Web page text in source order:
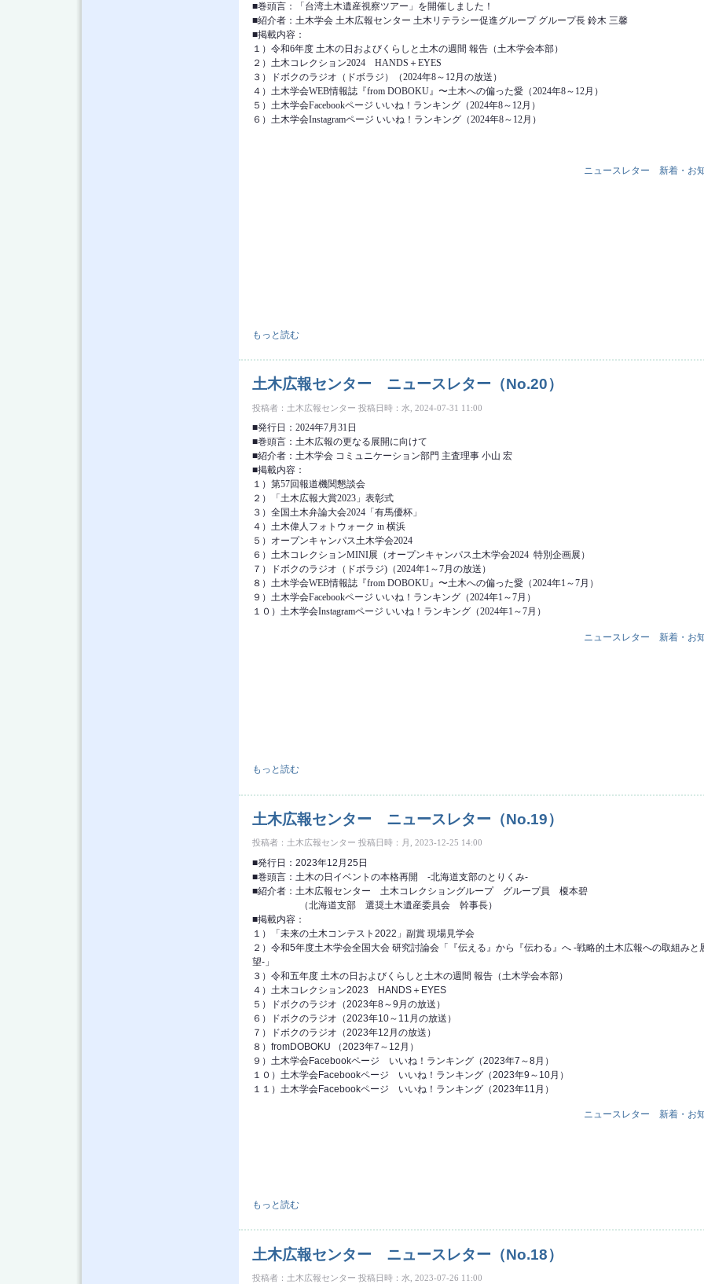
■巻頭言：「台湾土木遺産視察ツアー」を開催しました！
■紹介者：土木学会 土木広報センター 土木リテラシー促進グループ グループ長 鈴木 三馨
■掲載内容：
１）令和6年度 土木の日およびくらしと土木の週間 報告（土木学会本部）
２）土木コレクション2024 HANDS＋EYES
３）ドボクのラジオ（ドボラジ）（2024年8～12月の放送）
４）土木学会WEB情報誌『from DOBOKU』〜土木への偏った愛（2024年8～12月）
５）土木学会Facebookページ いいね！ランキング（2024年8～12月）
６）土木学会Instagramページ いいね！ランキング（2024年8～12月）
新着・お
ニュースレター
土木広報センター ニュースレター（No.21） について
もっと読む
土木広報センター ニュースレター（No.20）
投稿者： 土木広報センター 投稿日時：水, 2024-07-31 11:00
■発行日：2024年7月31日
■巻頭言：土木広報の更なる展開に向けて
■紹介者：土木学会 コミュニケーション部門 主査理事 小山 宏
■掲載内容：
１）第57回報道機関懇談会
２）「土木広報大賞2023」表彰式
３）全国土木弁論大会2024「有馬優杯」
４）土木偉人フォトウォーク in 横浜
５）オープンキャンパス土木学会2024
６）土木コレクションMINI展（オープンキャンパス土木学会2024 特別企画展）
７）ドボクのラジオ（ドボラジ)（2024年1～7月の放送）
８）土木学会WEB情報誌『from DOBOKU』〜土木への偏った愛（2024年1～7月）
９）土木学会Facebookページ いいね！ランキング（2024年1～7月）
１０）土木学会Instagramページ いいね！ランキング（2024年1～7月）
新着・お
ニュースレター
土木広報センター ニュースレター（No.20） について
もっと読む
土木広報センター ニュースレター（No.19）
投稿者： 土木広報センター 投稿日時：月, 2023-12-25 14:00
■発行日：2023年12月25日
■巻頭言：土木の日イベントの本格再開 -北海道支部のとりくみ-
■紹介者：土木広報センター 土木コレクショングループ グループ員 榎本碧
（北海道支部 選奨土木遺産委員会 幹事長）
■掲載内容：
１）「未来の土木コンテスト2022」副賞 現場見学会
２）令和5年度土木学会全国大会 研究討論会「『伝える』から『伝わる』へ -戦略的土木広報への取組みと
望-」
３）令和五年度 土木の日およびくらしと土木の週間 報告（土木学会本部）
４）土木コレクション2023 HANDS＋EYES
５）ドボクのラジオ（2023年8～9月の放送）
６）ドボクのラジオ（2023年10～11月の放送）
７）ドボクのラジオ（2023年12月の放送）
８）fromDOBOKU （2023年7～12月）
９）土木学会Facebookページ いいね！ランキング（2023年7～8月）
１０）土木学会Facebookページ いいね！ランキング（2023年9～10月）
１１）土木学会Facebookページ いいね！ランキング（2023年11月）
新着・お
ニュースレター
土木広報センター ニュースレター（No.19） について
もっと読む
土木広報センター ニュースレター（No.18）
投稿者： 土木広報センター 投稿日時：水, 2023-07-26 11:00